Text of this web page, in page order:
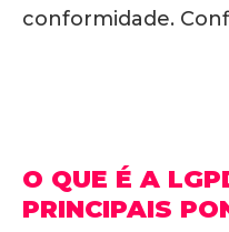
conformidade.
O QUE É A
PRINCIPAIS